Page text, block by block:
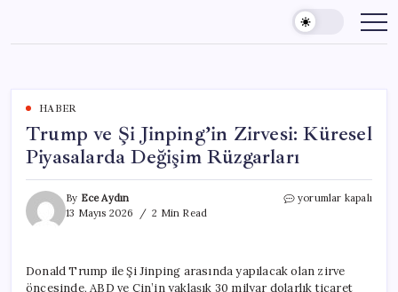
content
HABER
Trump ve Şi Jinping’in Zirvesi: Küresel
Piyasalarda Değişim Rüzgarları
By Ece Aydın
13 Mayıs 2026
2 Min Read
Trump
Küresel
Piyasalarda
yorumlar kapalı
Donald Trump ile Şi Jinping arasında yapılacak olan zirve
öncesinde, ABD ve Çin’in yaklaşık 30 milyar dolarlık ticaret